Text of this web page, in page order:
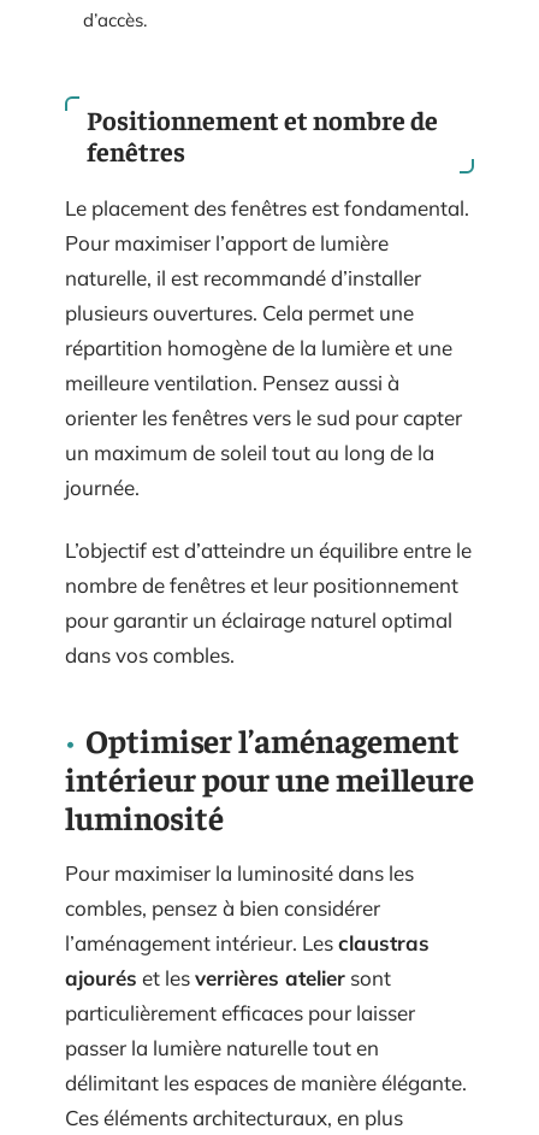
d’accès.
Positionnement et nombre de
fenêtres
Le placement des fenêtres est fondamental.
Pour maximiser l’apport de lumière
naturelle, il est recommandé d’installer
plusieurs ouvertures. Cela permet une
répartition homogène de la lumière et une
meilleure ventilation. Pensez aussi à
orienter les fenêtres vers le sud pour capter
un maximum de soleil tout au long de la
journée.
L’objectif est d’atteindre un équilibre entre le
nombre de fenêtres et leur positionnement
pour garantir un éclairage naturel optimal
dans vos combles.
Optimiser l’aménagement
intérieur pour une meilleure
luminosité
Pour maximiser la luminosité dans les
combles, pensez à bien considérer
l’aménagement intérieur. Lesclaustras
ajourés et lesverrières atelier sont
particulièrement efficaces pour laisser
passer la lumière naturelle tout en
délimitant les espaces de manière élégante.
Ces éléments architecturaux, en plus